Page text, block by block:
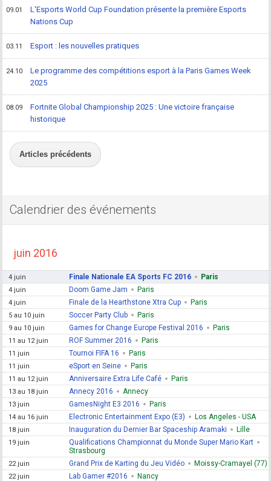
09.01
L'Esports World Cup Foundation présente la première Esports
Nations Cup
03.11 Esport : les nouvelles pratiques
24.10
Le programme des compétitions esport à la Paris Games Week
2025
08.09
Fortnite Global Championship 2025 : Une victoire française
historique
Articles précédents
Calendrier des événements
juin 2016
4 juin Finale Nationale EA Sports FC 2016 Paris
4 juin Doom Game Jam Paris
4 juin Finale de la Hearthstone Xtra Cup Paris
5 au 10 juin Soccer Party Club Paris
9 au 10 juin Games for Change Europe Festival 2016 Paris
11 au 12 juin ROF Summer 2016 Paris
11 juin Tournoi FIFA 16 Paris
11 juin eSport en Seine Paris
11 au 12 juin Anniversaire Extra Life Café Paris
13 au 18 juin Annecy 2016 Annecy
13 juin GamesNight E3 2016 Paris
14 au 16 juin Electronic Entertainment Expo (E3) Los Angeles - USA
18 juin Inauguration du Dernier Bar Spaceship Aramaki Lille
19 juin
Qualifications Championnat du Monde Super Mario Kart
Strasbourg
22 juin Grand Prix de Karting du Jeu Vidéo Moissy-Cramayel (77)
22 juin Lab Gamer #2016 Nancy